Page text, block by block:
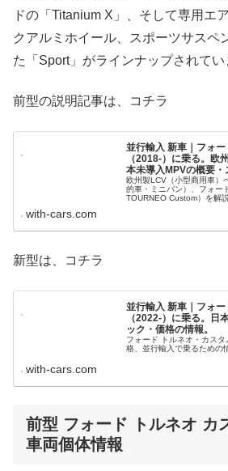
ドの「Titanium X」、そして専用エ
クアルミホイール、スポーツサスペ
た「Sport」がラインナップされてい
前型の説明記事は、コチラ
並行輸入 新車｜フォ
（2018-）に乗る。欧
本未導入MPVの概要・
欧州製LCV（小型商用車）
的車・ミニバン）、フォー
TOURNEO Custom）を解
with-cars.com
新型は、コチラ
並行輸入 新車｜フォ
（2022-）に乗る。日
ック・価格の情報。
フォード トルネオ・カス
格、並行輸入で乗るための
with-cars.com
前型 フォード トルネオ カ
車両個体情報